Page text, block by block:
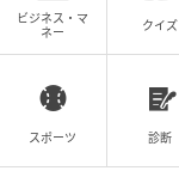
ビジネス・マ
ネー
クイズ
スポーツ 診断